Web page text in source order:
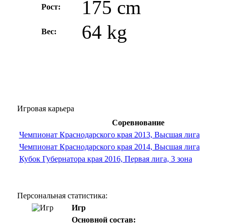
Рост: 175 cm
Вес: 64 kg
Игровая карьера
Соревнование
Чемпионат Краснодарского края 2013, Высшая лига
Чемпионат Краснодарского края 2014, Высшая лига
Кубок Губернатора края 2016, Первая лига, 3 зона
Персональная статистика:
Игр
Основной состав: